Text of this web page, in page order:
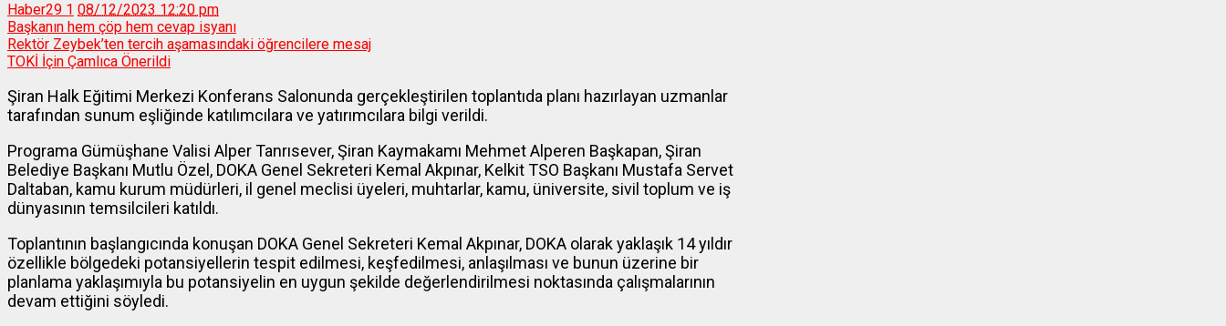
Haber29 1 08/12/2023 12:20 pm
Başkanın hem çöp hem cevap isyanı
Rektör Zeybek’ten tercih aşamasındaki öğrencilere mesaj
TOKİ İçin Çamlıca Önerildi
Şiran Halk Eğitimi Merkezi Konferans Salonunda gerçekleştirilen toplantıda planı hazırlayan uzmanlar
tarafından sunum eşliğinde katılımcılara ve yatırımcılara bilgi verildi.
Programa Gümüşhane Valisi Alper Tanrısever, Şiran Kaymakamı Mehmet Alperen Başkapan, Şiran
Belediye Başkanı Mutlu Özel, DOKA Genel Sekreteri Kemal Akpınar, Kelkit TSO Başkanı Mustafa Servet
Daltaban, kamu kurum müdürleri, il genel meclisi üyeleri, muhtarlar, kamu, üniversite, sivil toplum ve iş
dünyasının temsilcileri katıldı.
Toplantının başlangıcında konuşan DOKA Genel Sekreteri Kemal Akpınar, DOKA olarak yaklaşık 14 yıldır
özellikle bölgedeki potansiyellerin tespit edilmesi, keşfedilmesi, anlaşılması ve bunun üzerine bir
planlama yaklaşımıyla bu potansiyelin en uygun şekilde değerlendirilmesi noktasında çalışmalarının
devam ettiğini söyledi.